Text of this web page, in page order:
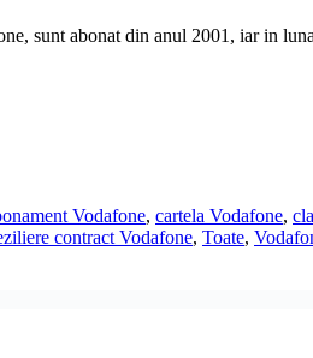
sunt abonat din anul 2001, iar in
Vodafone, cartela Vodafone,
contract Vodafone, Toate,